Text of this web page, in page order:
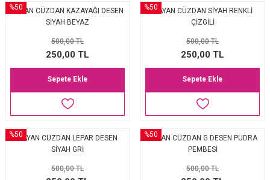
%50
BAYAN CÜZDAN KAZAYAĞI DESEN
SİYAH BEYAZ
500,00 TL
250,00 TL
Sepete Ekle
%50BAYAN CÜZDAN SİYAH RENKLİ
ÇİZGİLİ
500,00 TL
250,00 TL
Sepete Ekle
%50BAYAN CÜZDAN LEPAR DESEN
SİYAH GRİ
500,00 TL
%50
BAYAN CÜZDAN G DESEN PUDRA
PEMBESİ
500,00 TL